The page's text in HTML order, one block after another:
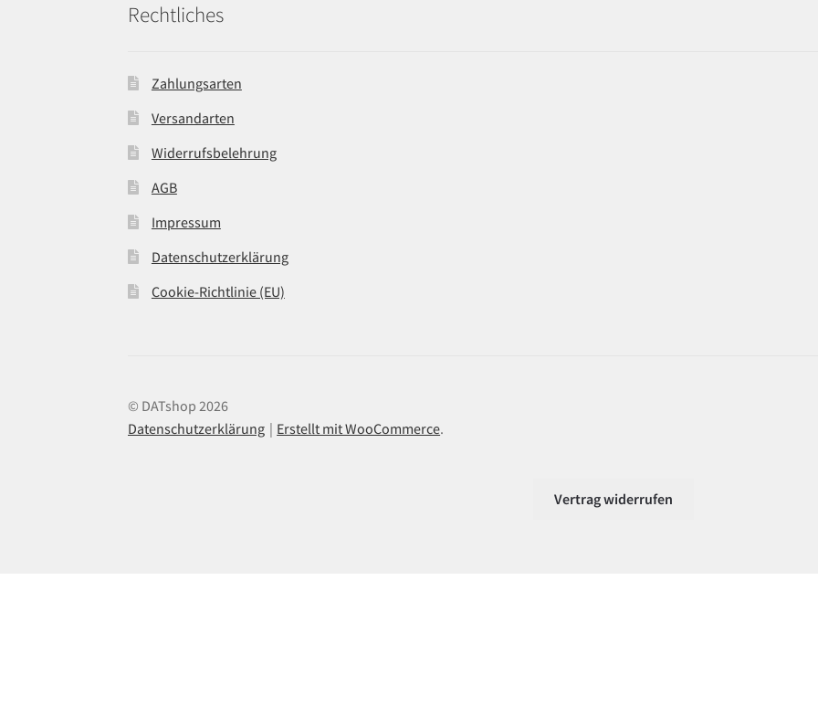
Rechtliches
Zahlungsarten
Versandarten
Widerrufsbelehrung
AGB
Impressum
Datenschutzerklärung
Cookie-Richtlinie (EU)
© DATshop 2026
Datenschutzerklärung
Erstellt mit WooCommerce.
Vertrag widerrufen